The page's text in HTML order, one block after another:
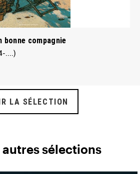
bonne compagnie
....)
LA SÉLECTION
sélections